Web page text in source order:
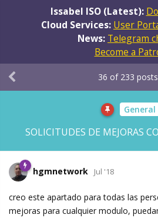
Issabel ISO (Latest):
Cloud Services: User
News: Telegram
Become a
General
SOLICITUDES DE MEJORAS
36 of 233 posts
hgmnetwork Jul '18
creo este apartado para todas las
mejoras para cualquier modulo,